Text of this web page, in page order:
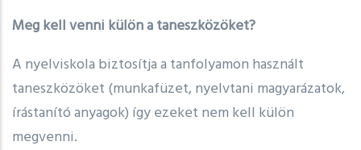
Meg kell venni külön a taneszközöket?
A nyelviskola biztosítja a tanfolyamon használt
taneszközöket (munkafüzet, nyelvtani magyarázatok,
írástanító anyagok) így ezeket nem kell külön
megvenni.